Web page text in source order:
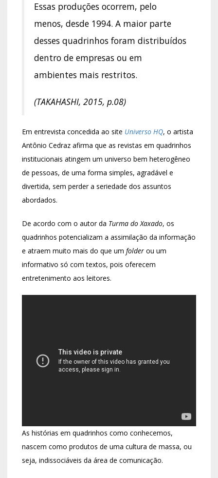
Essas produções ocorrem, pelo
menos, desde 1994. A maior parte
desses quadrinhos foram distribuídos
dentro de empresas ou em
ambientes mais restritos.
(TAKAHASHI, 2015, p.08)
Em entrevista concedida ao site Universo HQ, o artista
Antônio Cedraz afirma que as revistas em quadrinhos
institucionais atingem um universo bem heterogêneo
de pessoas, de uma forma simples, agradável e
divertida, sem perder a seriedade dos assuntos
abordados.
De acordo com o autor da Turma do Xaxado, os
quadrinhos potencializam a assimilação da informação
e atraem muito mais do que um folder ou um
informativo só com textos, pois oferecem
entretenimento aos leitores.
As histórias em quadrinhos como conhecemos,
nascem como produtos de uma cultura de massa, ou
seja, indissociáveis da área de comunicação.